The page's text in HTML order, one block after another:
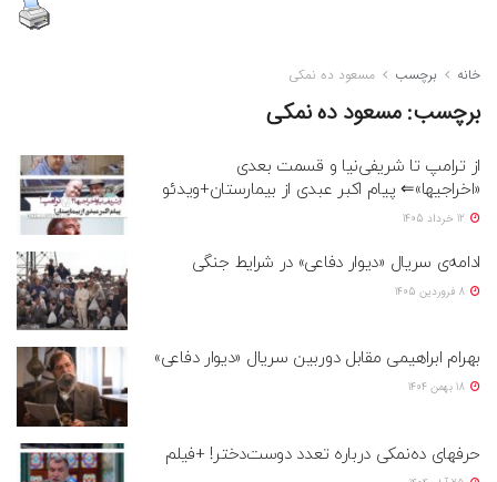
خانه برچسب مسعود ده نمکی
برچسب:مسعود ده نمکی
از ترامپ تا شریفی‌نیا و قسمت بعدی
«اخراجیها»⇐ پیام اکبر عبدی از بیمارستان+ویدئو
ادامه‌ی سریال «دیوار دفاعی» در شرایط جنگی
بهرام ابراهیمی مقابل دوربین سریال «دیوار دفاعی»
حرفهای ده‌نمکی درباره تعدد دوست‌دختر! +فیلم